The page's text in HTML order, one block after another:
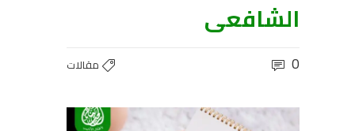
الشافعى
مقالات 0